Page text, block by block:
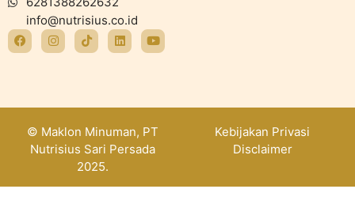
info@nutrisius.co.id
© Maklon Minuman, PT
Nutrisius Sari Persada
2025.
Kebijakan Privasi
Disclaimer